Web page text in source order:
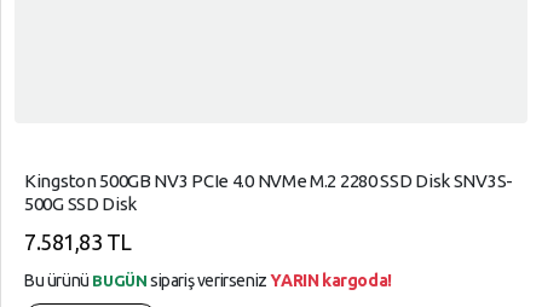
Kingston 500GB NV3 PCIe 4.0 NVMe M.2 2280 SSD Disk SNV3S-
500G SSD Disk
7.581,83 TL
Bu ürünü BUGÜN sipariş verirsenizYARIN kargoda!